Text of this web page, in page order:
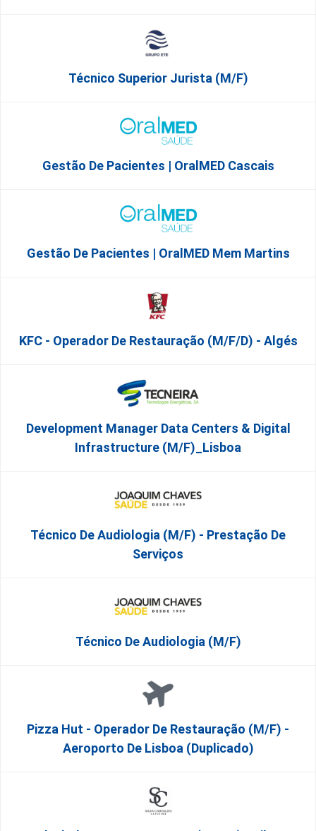
Técnico Superior Jurista (m/f)
Gestão De Pacientes | OralMED Cascais
Gestão De Pacientes | OralMED Mem Martins
KFC - Operador De Restauração (m/f/d) - Algés
Development Manager Data Centers & Digital
Infrastructure (m/f)_Lisboa
Técnico De Audiologia (M/F) - Prestação De
Serviços
Técnico De Audiologia (M/F)
Pizza Hut - Operador De Restauração (m/f) -
Aeroporto De Lisboa (Duplicado)